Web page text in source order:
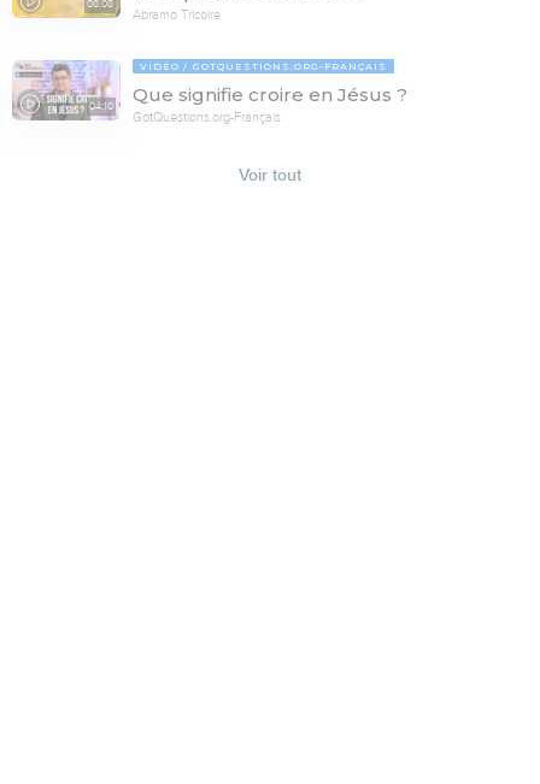
08:08
Abramo Tricoire
04:10
VIDÉO GOTQUESTIONS.ORG-FRANÇAIS
Que signifie croire en Jésus ?
GotQuestions.org-Français
Voir tout